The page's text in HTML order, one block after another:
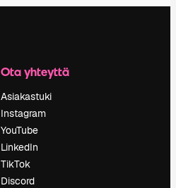
Ota yhteyttä
Asiakastuki
Instagram
YouTube
LinkedIn
TikTok
Discord